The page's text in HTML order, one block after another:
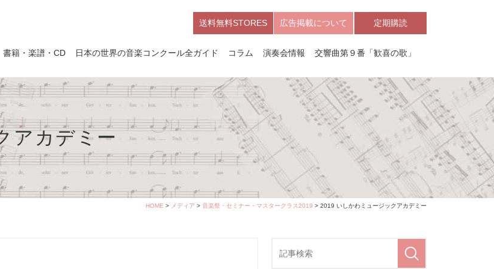
送料無料STORES 広告掲載について 定期購読
書籍・楽譜・CD 日本の世界の音楽コンクール全ガイド コラム 演奏会情報 交響曲第９番「歓喜の歌」
アカデミー
HOME > メディア > 音楽祭・セミナー・マスタークラス2019 > 2019 いしかわミュージックアカデミー